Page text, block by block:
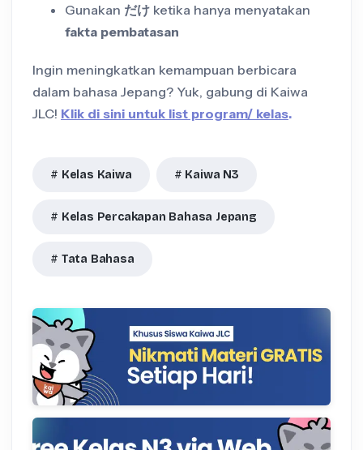
Gunakan だけ ketika hanya menyatakan
fakta pembatasan
Ingin meningkatkan kemampuan berbicara
dalam bahasa Jepang? Yuk, gabung di Kaiwa
JLC! Klik di sini untuk list program/ kelas.
Kelas Kaiwa Kaiwa N3
Kelas Percakapan Bahasa Jepang
Tata Bahasa